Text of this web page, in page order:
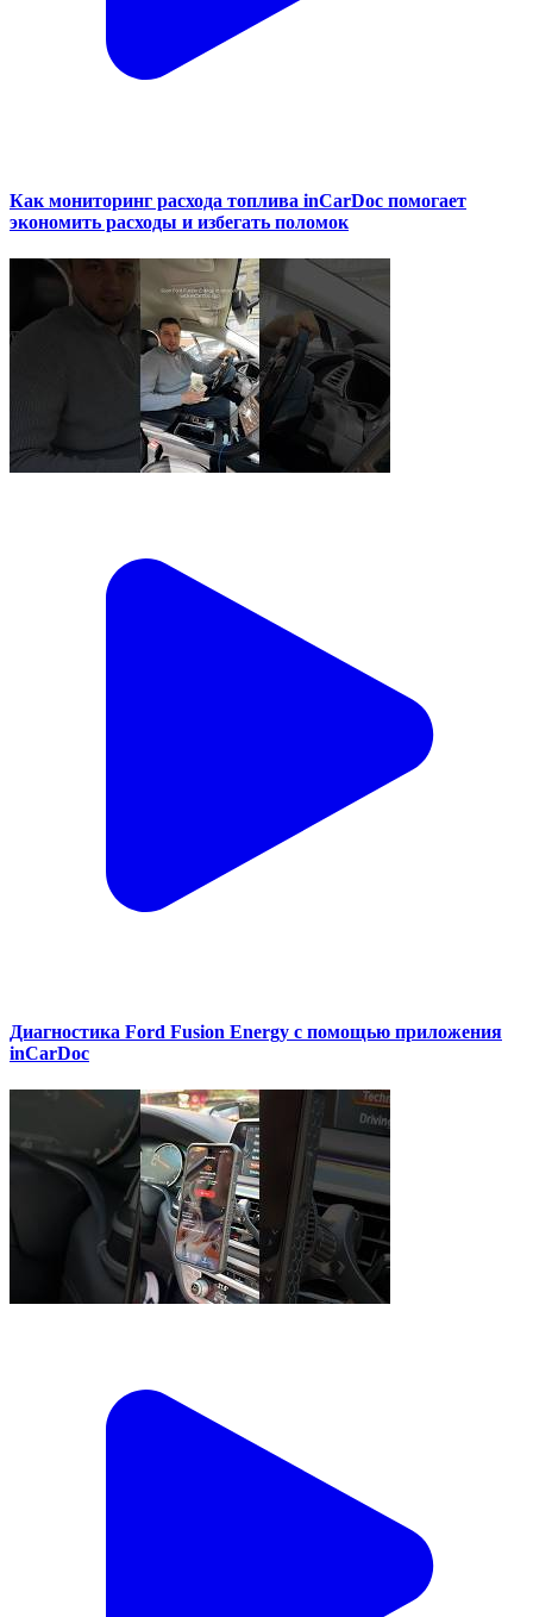
Как мониторинг расхода топлива inCarDoc помогает
экономить расходы и избегать поломок
Диагностика Ford Fusion Energy с помощью приложения
inCarDoc